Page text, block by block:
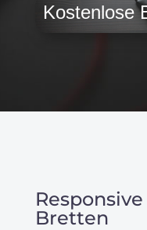
Kostenlose
Bretten